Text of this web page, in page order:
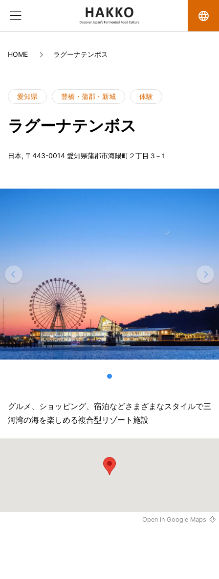
language
HOME ラグーナテンボス
愛知県 豊橋・蒲郡・新城 体験
ラグーナテンボス
日本, 〒443-0014 愛知県蒲郡市海陽町２丁目３−１
グルメ、ショッピング、宿泊などさまざまなスタイルで三
河湾の海を楽しめる複合型リゾート施設
Open in Google Maps